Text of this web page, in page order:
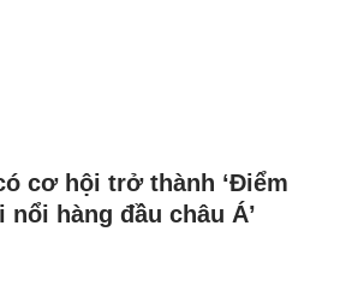
cơ hội trở thành ‘Điểm
hàng đầu châu Á’